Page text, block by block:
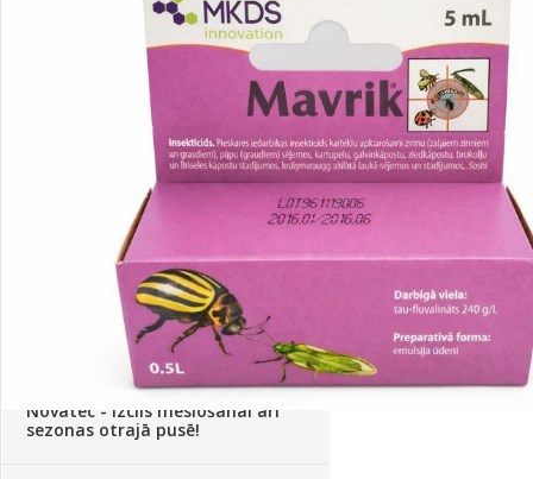
Dārza instrumenti un tehnika
Deratizācija, dezinsekcija(95)
Dezinfekcija, tīrīšana, mazgāšana(29)
Dažādi (75)
Palīglīdzekļi augu audzēšanai
Tagad Vitrol GB arī 20kg
Tomātu diena 21.augustā
Ievešanas atļaujas 2025
Visas datu drošības lapas (DDL)
Klientu Diena
Novatec - izcils mēslošanai arī
sezonas otrajā pusē!